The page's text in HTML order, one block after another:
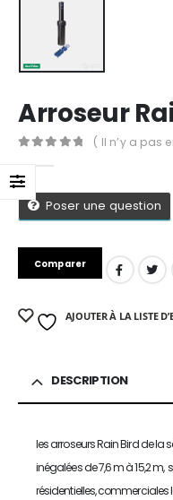
Arroseur
( Il n’y a pas
Poser une question
Comparer
AJOUTER À LA LISTE
DESCRIPTION
les arroseurs Rain Bird de la
inégalées de 7,6 m à 15,2
résidentielles,